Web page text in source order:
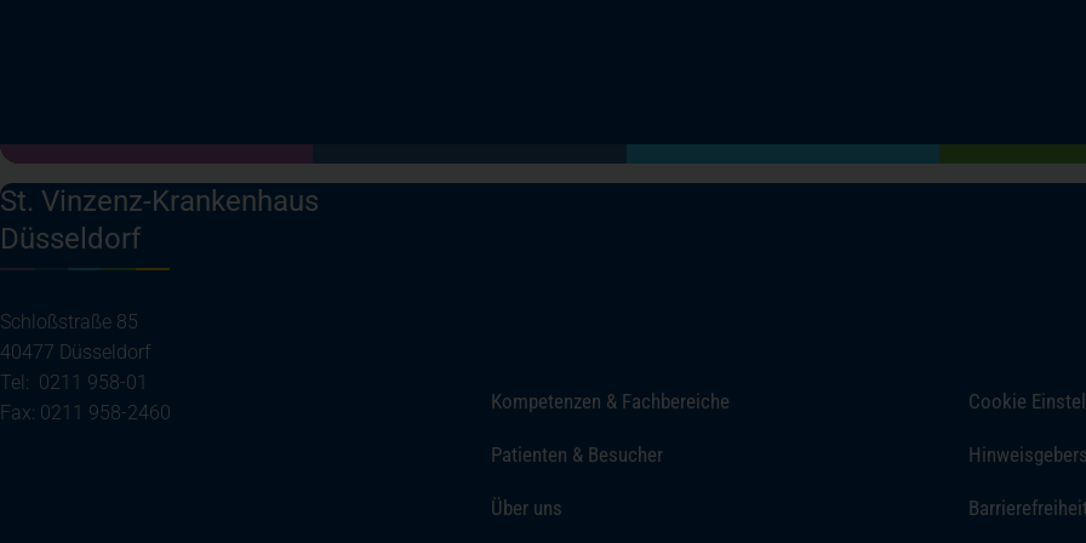
St. Vinzenz-Krankenhaus
Düsseldorf
Schloßstraße 85
40477 Düsseldorf
Tel: 0211 958-01
Fax: 0211 958-2460
Kompetenzen & Fachbereiche
Patienten & Besucher
Über uns
Cookie
Barrierefreiheit